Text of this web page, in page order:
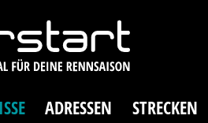
ADRESSEN STRECKEN